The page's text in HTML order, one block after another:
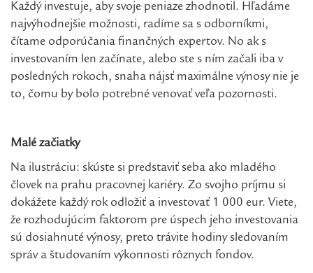
Každý investuje, aby svoje peniaze zhodnotil. Hľadáme
najvýhodnejšie možnosti, radíme sa s odborníkmi,
čítame odporúčania finančných expertov. No ak s
investovaním len začínate, alebo ste s ním začali iba v
posledných rokoch, snaha nájsť maximálne výnosy nie je
to, čomu by bolo potrebné venovať veľa pozornosti.
Malé začiatky
Na ilustráciu: skúste si predstaviť seba ako mladého
človek na prahu pracovnej kariéry. Zo svojho príjmu si
dokážete každý rok odložiť a investovať 1 000 eur. Viete,
že rozhodujúcim faktorom pre úspech jeho investovania
sú dosiahnuté výnosy, preto trávite hodiny sledovaním
správ a študovaním výkonnosti rôznych fondov.